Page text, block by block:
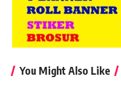
You Might Also Like